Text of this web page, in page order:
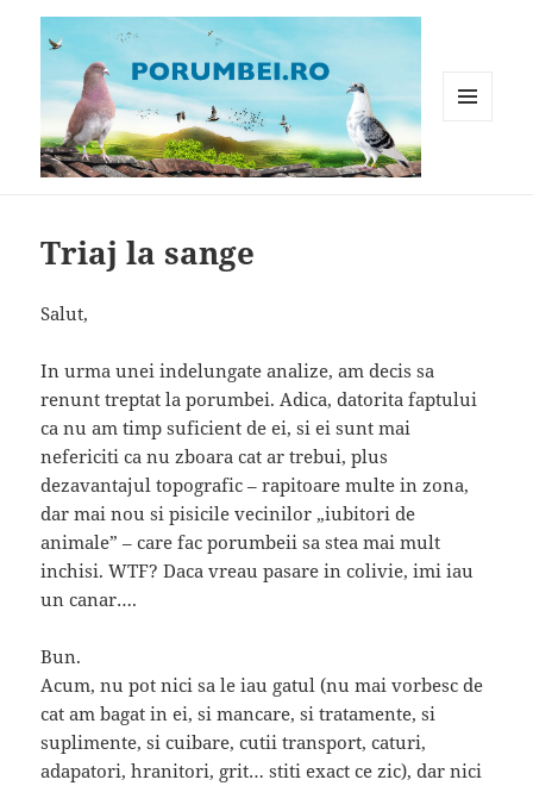
Triaj la sange
Salut,
In urma unei indelungate analize, am decis sa
renunt treptat la porumbei. Adica, datorita faptului
ca nu am timp suficient de ei, si ei sunt mai
nefericiti ca nu zboara cat ar trebui, plus
dezavantajul topografic – rapitoare multe in zona,
dar mai nou si pisicile vecinilor „iubitori de
animale” – care fac porumbeii sa stea mai mult
inchisi. WTF? Daca vreau pasare in colivie, imi iau
un canar….
Bun.
Acum, nu pot nici sa le iau gatul (nu mai vorbesc de
cat am bagat in ei, si mancare, si tratamente, si
suplimente, si cuibare, cutii transport, caturi,
adapatori, hranitori, grit… stiti exact ce zic), dar nici